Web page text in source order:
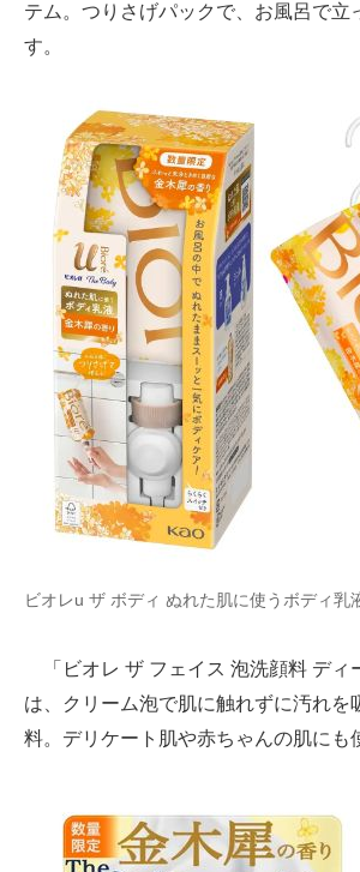
テム。つりさげパックで、お風呂で立
す。
ビオレu ザ ボディ ぬれた肌に使うボディ乳
「ビオレ ザ フェイス 泡洗顔料 ディ
は、クリーム泡で肌に触れずに汚れを
料。デリケート肌や赤ちゃんの肌にも